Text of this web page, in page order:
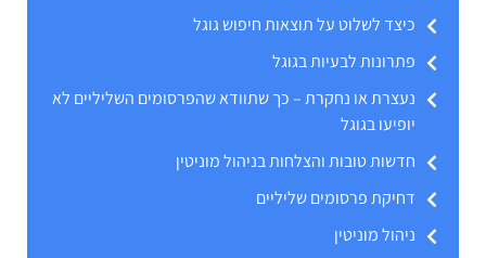
כיצד לשלוט על תוצאות חיפוש גוגל
פתרונות לבעיות בגוגל
נעצרת או נחקרת – כך שתוודא שהפרסומים השליליים לא
יופיעו בגוגל
חדשות טובות והצלחות בניהול מוניטין
דחיקת פרסומים שליליים
ניהול מוניטין